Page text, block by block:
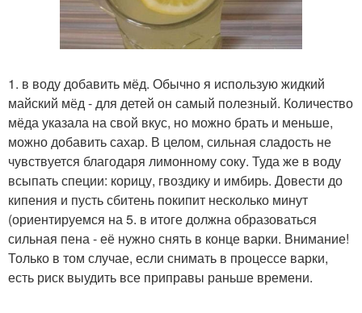
1. в воду добавить мёд. Обычно я использую жидкий
майский мёд - для детей он самый полезный. Количество
мёда указала на свой вкус, но можно брать и меньше,
можно добавить сахар. В целом, сильная сладость не
чувствуется благодаря лимонному соку. Туда же в воду
всыпать специи: корицу, гвоздику и имбирь. Довести до
кипения и пусть сбитень покипит несколько минут
(ориентируемся на 5. в итоге должна образоваться
сильная пена - её нужно снять в конце варки. Внимание!
Только в том случае, если снимать в процессе варки,
есть риск выудить все приправы раньше времени.